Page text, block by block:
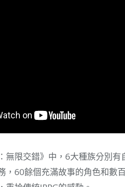
無限交錯》中，6大種族分別
，60餘個充滿故事的角色和數